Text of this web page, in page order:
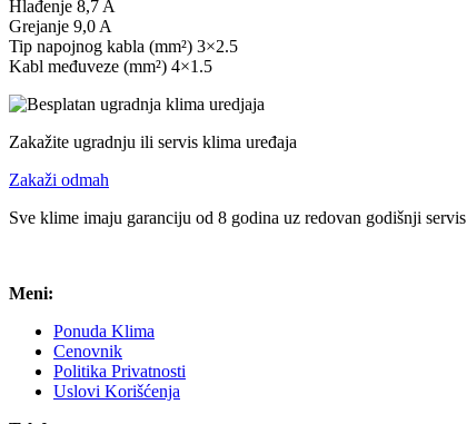
Hlađenje 8,7 A
Grejanje 9,0 A
Tip napojnog kabla (mm²) 3×2.5
Kabl međuveze (mm²) 4×1.5
Zakažite ugradnju ili servis klima uređaja
Zakaži odmah
Sve klime imaju garanciju od 8 godina uz redovan godišnji servis
Meni:
Ponuda Klima
Cenovnik
Politika Privatnosti
Uslovi Korišćenja